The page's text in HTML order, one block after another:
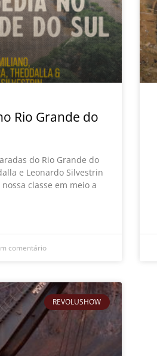
Rio Grande do
do Rio Grande do
e Leonardo Silvestrin
classe em meio a
comentário
REVOLUSHOW